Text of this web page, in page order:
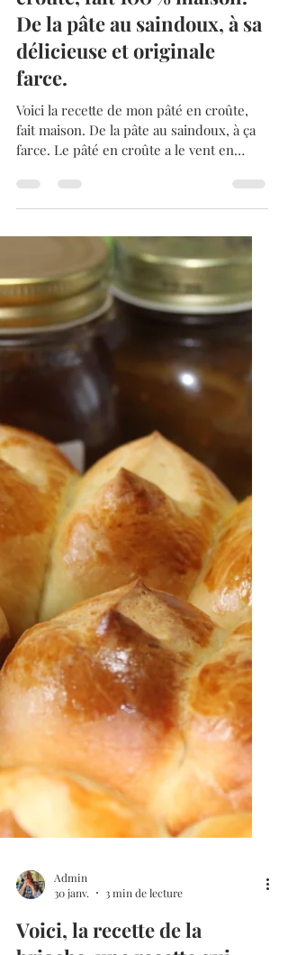
Un vrai délice ! Voici la
recette de mon pâté en
croûte, fait 100 % maison.
De la pâte au saindoux, à sa
délicieuse et originale
farce.
farce. Le pâté en croûte a le vent en
poupe ces dernières années, alors je suis
toujours à l’affût des traiteurs,
charcutiers et bouchers qui en
proposent, parfois à des prix plutôt
élevés, pour des résultats pas souvent
concluants. Le pâté en croûte, en
principe, ce n’est pas trop compliqué
finalement. Il y a bien entendu quelques
règles de base à respecter. La plus
grande difficulté réside d